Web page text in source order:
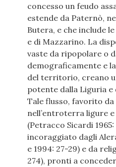
concesso un feudo
estende da Paternò,
Butera, e che include
e di Mazzarino. La
vaste da ripopolare o
demograficamente e
del territorio, creano
potente dalla Liguria e
Tale flusso, favorito
nell’entroterra ligure e
(Petracco Sicardi 1965:
incoraggiato dagli
e 1994: 27-29) e da
274), pronti a